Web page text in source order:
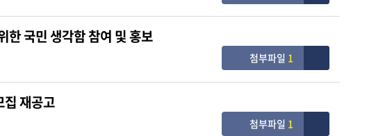
한 국민 생각함 참여 및 홍보
첨부파일 1
재공고
첨부파일 1